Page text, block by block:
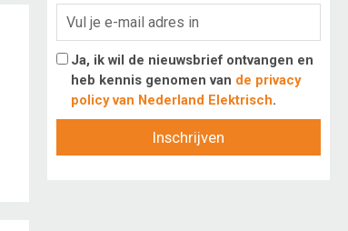
Ja, ik wil de nieuwsbrief ontvangen en
heb kennis genomen van de privacy
policy van Nederland Elektrisch.
Inschrijven